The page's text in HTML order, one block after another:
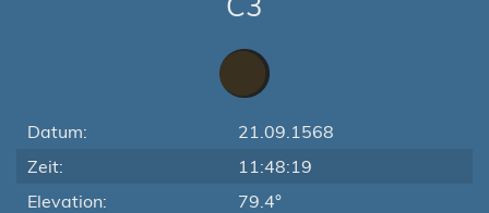
Datum:
21.09.1568
Zeit:
11:48:19
Elevation:
79.4°